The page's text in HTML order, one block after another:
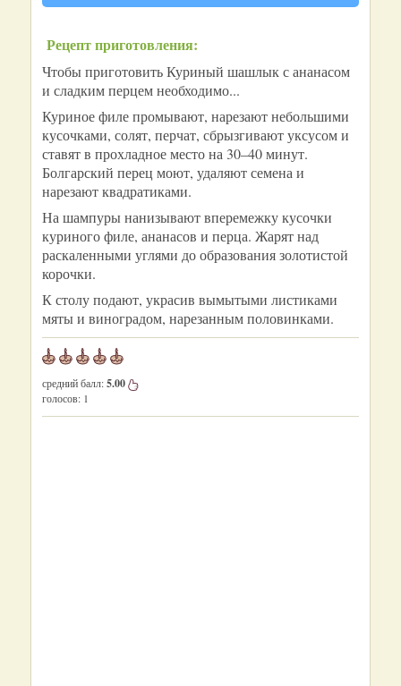
Рецепт приготовления:
Чтобы приготовить Куриный шашлык с ананасом
и сладким перцем необходимо...
Куриное филе промывают, нарезают небольшими
кусочками, солят, перчат, сбрызгивают уксусом и
ставят в прохладное место на 30–40 минут.
Болгарский перец моют, удаляют семена и
нарезают квадратиками.
На шампуры нанизывают вперемежку кусочки
куриного филе, ананасов и перца. Жарят над
раскаленными углями до образования золотистой
корочки.
К столу подают, украсив вымытыми листиками
мяты и виноградом, нарезанным половинками.
средний балл:5.00
голосов: 1